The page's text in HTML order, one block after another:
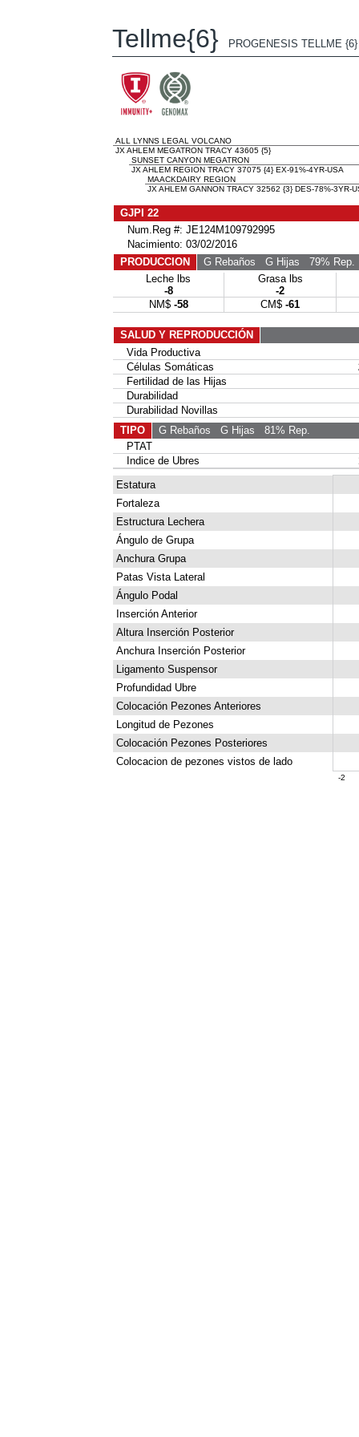
Tellme{6} PROGENESIS TELLME {6}
ALL LYNNS LEGAL VOLCANO
JX AHLEM MEGATRON TRACY 43605 {5}
SUNSET CANYON MEGATRON
JX AHLEM REGION TRACY 37075 {4} EX-91%-4YR-USA
MAACKDAIRY REGION
JX AHLEM GANNON TRACY 32562 {3} DES-78%-3YR-
GJPI 22
Num.Reg #: JE124M109792995
Nacimiento: 03/02/2016
PRODUCCION
G Rebaños G Hijas 79% Rep.
Leche lbs
-8
Grasa lbs
-2
NM$ -58 CM$ -61
SALUD Y REPRODUCCIÓN
Vida Productiva
Células Somáticas
Fertilidad de las Hijas
Durabilidad
Durabilidad Novillas
TIPO
G Rebaños G Hijas 81% Rep.
PTAT
Indice de Ubres
Estatura
Fortaleza
Estructura Lechera
Ángulo de Grupa
Anchura Grupa
Patas Vista Lateral
Ángulo Podal
Inserción Anterior
Altura Inserción Posterior
Anchura Inserción Posterior
Ligamento Suspensor
Profundidad Ubre
Colocación Pezones Anteriores
Longitud de Pezones
Colocación Pezones Posteriores
Colocacion de pezones vistos de lado
-2